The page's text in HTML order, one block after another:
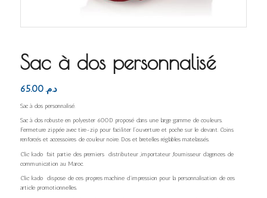
Sac à dos personnalisé
د.م. 65.00
Sac à dos personnalisé.
Sac à dos robuste en polyester 600D proposé dans une large gamme de couleurs.
Fermeture zippée avec tire-zip pour faciliter l´ouverture et poche sur le devant. Coins
renforcés et accessoires de couleur noire. Dos et bretelles réglables matelassés.
Clic kado fait partie des premiers distributeur ,importateur ,fournisseur d’agences de
communication au Maroc.
Clic kado dispose de ces propres machine d’impression pour la personnalisation de ces
article promotionnelles.